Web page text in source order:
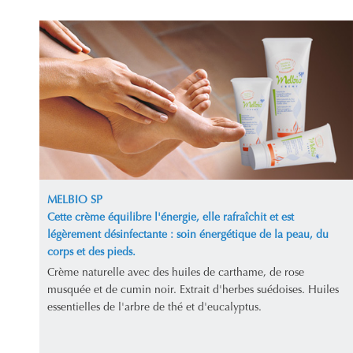
MELBIO SP
Cette crème équilibre l'énergie, elle rafraîchit et est
légèrement désinfectante : soin énergétique de la peau, du
corps et des pieds.
Crème naturelle avec des huiles de carthame, de rose
musquée et de cumin noir. Extrait d'herbes suédoises. Huiles
essentielles de l'arbre de thé et d'eucalyptus.